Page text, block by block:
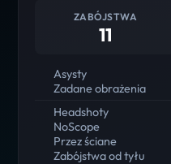
ZABÓJSTWA
11
Asysty
Zadane obrażenia
Headshoty
NoScope
Przez ściane
Zabójstwa od tyłu